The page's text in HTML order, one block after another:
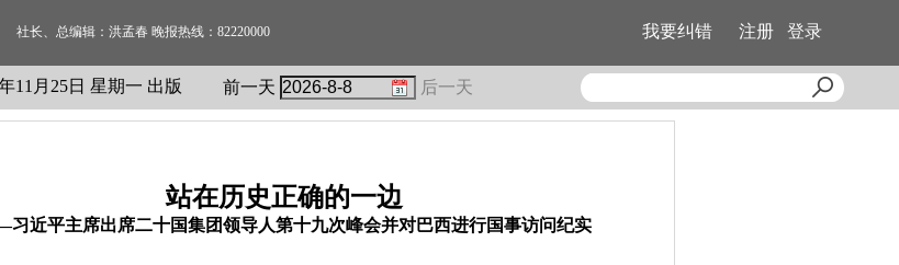
社长、总编辑：洪孟春 晚报热线：82220000 我要纠错 注册 登录
11 月 25日 星期一 出版 前一天 后一天
站在历史正确的一边
近平主席出席二十国集团领导人第十九次峰会并对巴西进行国事访问纪实